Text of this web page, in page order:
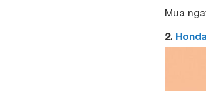
Mua
2.